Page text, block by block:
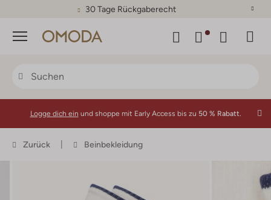
30 Tage Rückgaberecht
Menü
Logge dich ein und shoppe mit Early Access bis zu 50 % Rabatt.
Zurück Beinbekleidung